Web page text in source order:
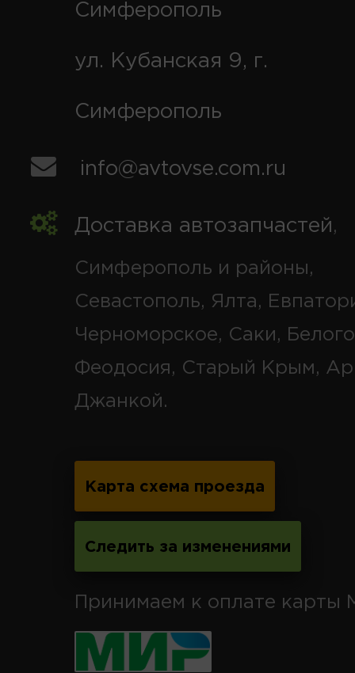
Симферополь
ул. Кубанская 9, г.
Симферополь
info@avtovse.com.ru
Доставка автозапчастей,
Симферополь и районы,
Севастополь, Ялта,
Черноморское, Саки,
Феодосия, Старый Крым,
Джанкой.
Карта схема проезда
Следить за изменениями
Принимаем к оплате карты